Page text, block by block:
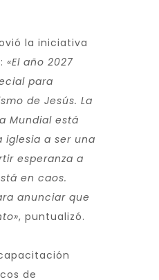
la iniciativa
«El año 2027
para
de Jesús. La
Mundial está
iglesia a ser una
esperanza a
en caos.
anunciar que
, puntualizó.
de